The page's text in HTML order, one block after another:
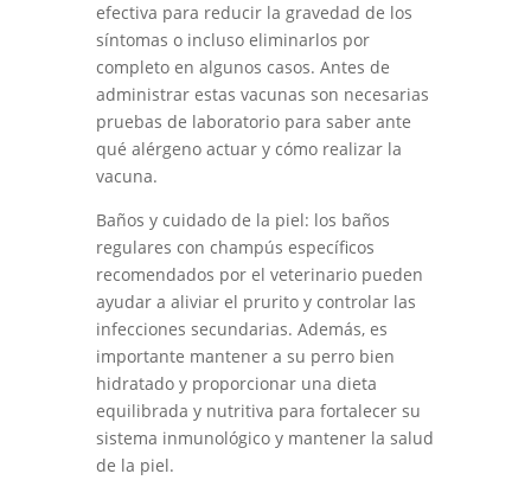
efectiva para reducir la gravedad de los
síntomas o incluso eliminarlos por
completo en algunos casos. Antes de
administrar estas vacunas son necesarias
pruebas de laboratorio para saber ante
qué alérgeno actuar y cómo realizar la
vacuna.
Baños y cuidado de la piel: los baños
regulares con champús específicos
recomendados por el veterinario pueden
ayudar a aliviar el prurito y controlar las
infecciones secundarias. Además, es
importante mantener a su perro bien
hidratado y proporcionar una dieta
equilibrada y nutritiva para fortalecer su
sistema inmunológico y mantener la salud
de la piel.